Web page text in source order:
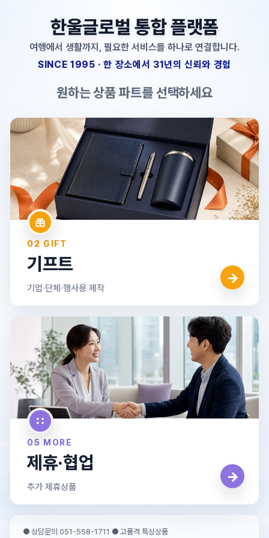
한울글로벌 통합 플랫폼
여행에서 생활까지, 필요한 서비스를 하나로 연결합니다.
SINCE 1995 · 한 장소에서 31년의 신뢰와 경험
원하는 상품 파트를 선택하세요
여행
국내·해외·크루즈·단체여행·자유여행·항공권
→
02 GIFT
기프트
기업·단체·행사용 제작
→
05 MORE
제휴·협업
추가 제휴상품
→
● 상담문의 051-558-1711 ● 고품격 특상상품